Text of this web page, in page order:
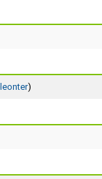
)
Skapa konto